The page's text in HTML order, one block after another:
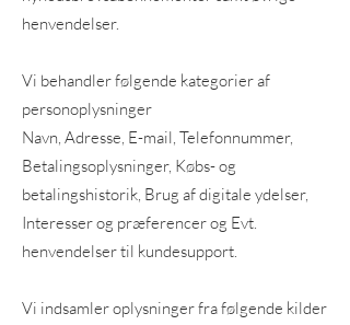
henvendelser.
Vi behandler følgende kategorier af
personoplysninger
Navn, Adresse, E-mail, Telefonnummer,
Betalingsoplysninger, Købs- og
betalingshistorik, Brug af digitale ydelser,
Interesser og præferencer og Evt.
henvendelser til kundesupport.
Vi indsamler oplysninger fra følgende kilder